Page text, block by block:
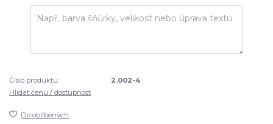
Číslo produktu:
2.002-4
Hlídat cenu / dostupnost
Do oblíbených